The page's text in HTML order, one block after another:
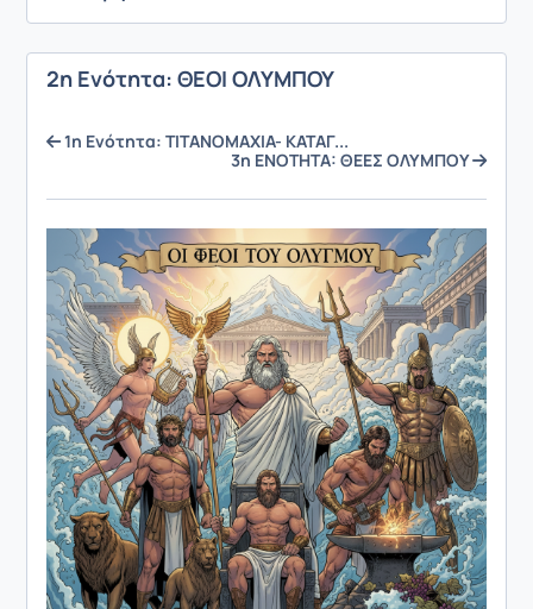
2η Ενότητα: ΘΕΟΙ ΟΛΥΜΠΟΥ
1η Ενότητα: ΤITANOMAXIA- ΚΑΤΑΓ...
3η ΕΝΟΤΗΤΑ: ΘΕΕΣ ΟΛΥΜΠΟΥ